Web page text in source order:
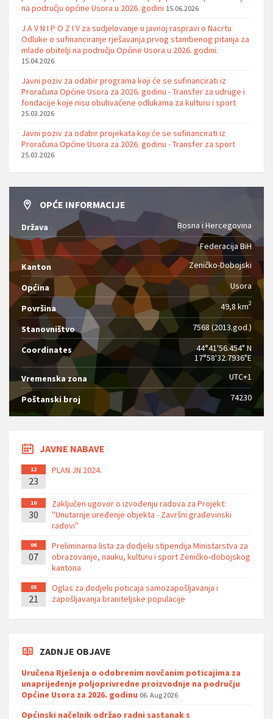
na području općine Usora u 2026. godini 15.06.2026
J A V N I P O Z I V za sudjelovanje u javnoj raspravi o Nacrtu
Odluke o sufinanciranje rješavanja prvog stambenog pitanja za
mlade obitelji na području Općine Usora u 2026. godini.
15.04.2026
Javni poziv za odabir programa koji će se sufinancirati iz
Proračuna Općine Usora za 2026. godinu - Transfer za udruge i
fondacije koje nisu obuhvaćene odlukama za kulturu i sport
25.03.2026
Javni poziv za odabir projekata koji će se sufinancirati iz
Proračuna Općine Usora za 2026. godinu - Transfer za sport
25.03.2026
OPĆE INFORMACIJE
Država
Bosna i Hercegovina
Federacija BiH
Kanton
Zeničko-Dobojski
Općina Usora
Površina 49,8 km2
Stanovništvo 7568 (2013.god.)
Coordinates
44°41'56.454" N
17°58'32.7936"E
Vremenska zona
UTC+1
Poštanski broj 74230
JAVNE NABAVE
12
23
PLAN JN 2024.
10
30
Zaključen ugovor o izvođenju radova za Projekt:
''Unutarnje uređenje objekta - Završni građevinski
radovi''
06
07
Preliminarna lista za dodjelu stipendija Ministarstva za
obrazovanje, nauku, kulturu i sport Zeničko-dobojskog
kantona
05
21
Oglas za dodjelu poticaja samozapošljavanja i
zapošljavanja braniteljske populacije
ZADNJE OBJAVE
Uručena Rješenja o odobrenim novčanim poticajima za
unaprijeđenje poljoprivredne proizvodnje na području
Općine Usora za 2026. godinu 06. Aug 2026
Općinski načelnik održao radni sastanak s